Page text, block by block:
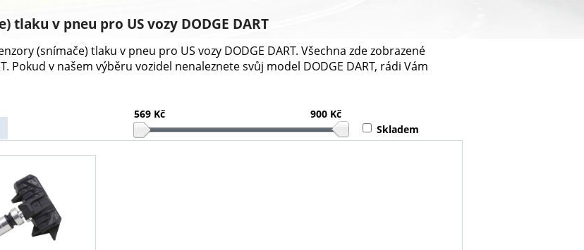
tlaku v pneu pro US vozy DODGE DART
(snímače) tlaku v pneu pro US vozy DODGE DART. Všechna zde zobrazené
Pokud v našem výběru vozidel nenaleznete svůj model DODGE DART, rádi Vám
569 Kč
900 Kč
Skladem